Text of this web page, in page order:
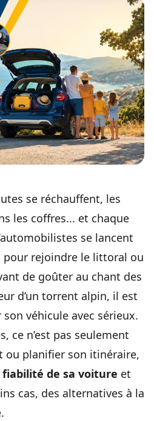
se réchauffent, les
les coffres... et chaque
se lancent
pour rejoindre le littoral ou
de goûter au chant des
d’un torrent alpin, il est
véhicule avec sérieux.
ce n’est pas seulement
ou planifier son itinéraire,
de sa voiture et
cas, des alternatives à la